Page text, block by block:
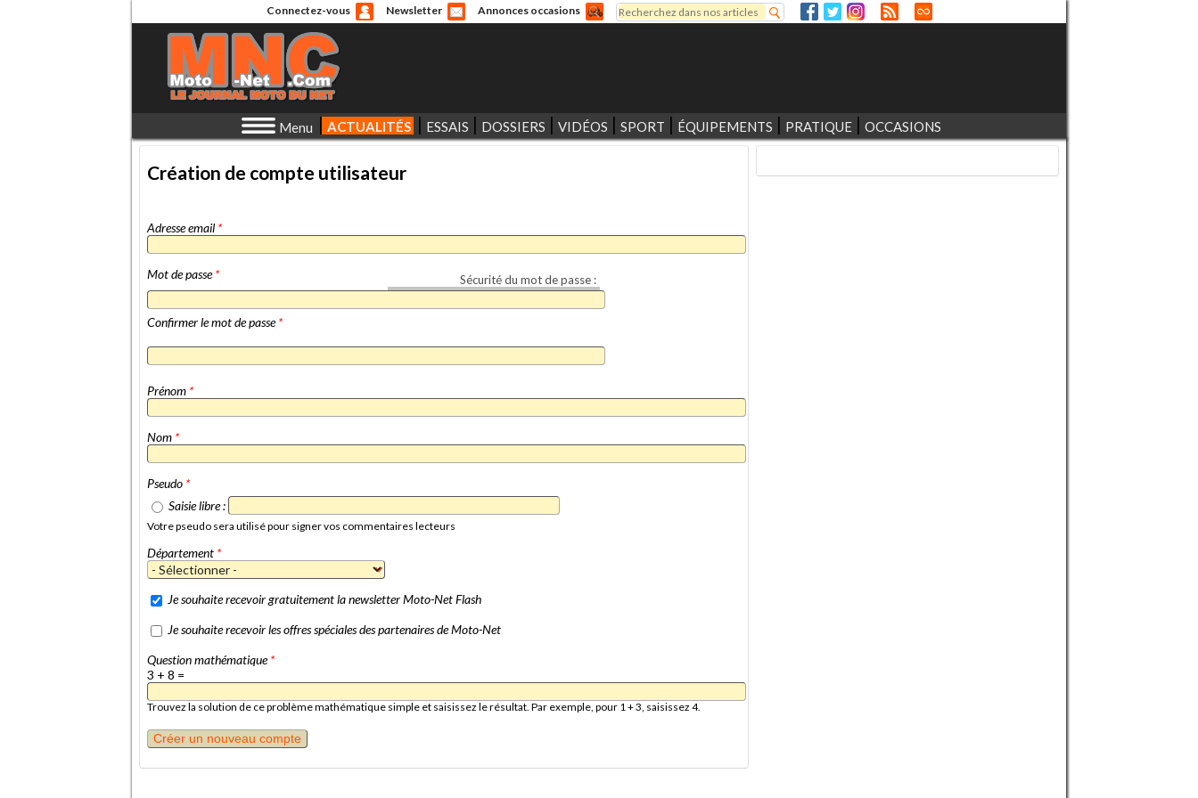
Connectez-vous Newsletter Annonces occasions
Formulaire de recherche
Rechercher
Menu ACTUALITÉS ESSAIS DOSSIERS VIDÉOS SPORT ÉQUIPEMENTS PRATIQUE OCCASIONS
Création de compte utilisateur
Adresse email *
Sécurité du mot de passe :
Mot de passe*
Confirmer le mot de passe*
Prénom *
Nom *
Pseudo *
Saisie libre :
Votre pseudo sera utilisé pour signer vos commentaires lecteurs
Département *
Je souhaite recevoir gratuitement la newsletter Moto-Net Flash
Je souhaite recevoir les offres spéciales des partenaires de Moto-Net
Question mathématique*
3 + 8 =
Trouvez la solution de ce problème mathématique simple et saisissez le résultat. Par exemple, pour 1 + 3, saisissez 4.